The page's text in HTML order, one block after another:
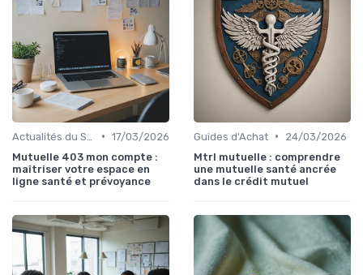
• 17/03/2026
Mutuelle 403 mon compte :
maîtriser votre espace en
ligne santé et prévoyance
Guides d'Achat •
24/03/2026
Mtrl mutuelle : comprendre
une mutuelle santé ancrée
dans le crédit mutuel